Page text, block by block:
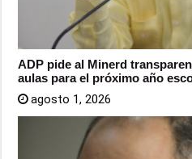
ADP pide al Minerd
aulas para el próximo año
agosto 1, 2026